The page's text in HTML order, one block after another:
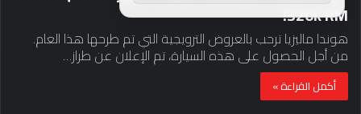
320k RM!
هوندا ماليزيا ترحب بالعروض الترويجية التي تم طرحها هذا العام.
من أجل الحصول على هذه السيارة، تم الإعلان عن طراز…
أكمل القراءة »